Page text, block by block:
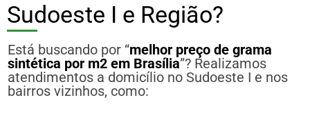
Sudoeste I e Região?
Está buscando por “melhor preço de grama
sintética por m2 em Brasília”? Realizamos
atendimentos a domicílio no Sudoeste I e nos
bairros vizinhos, como: